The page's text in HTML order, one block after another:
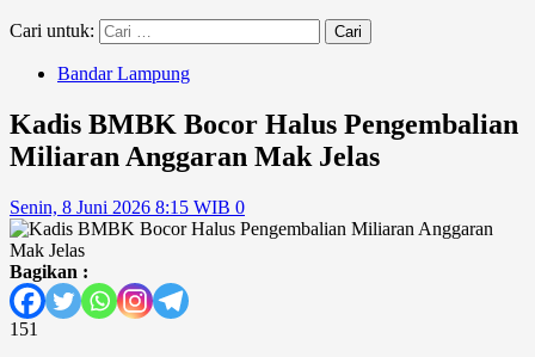
Cari untuk:
Bandar Lampung
Kadis BMBK Bocor Halus Pengembalian
Miliaran Anggaran Mak Jelas
Senin, 8 Juni 2026 8:15 WIB 0
Bagikan :
151